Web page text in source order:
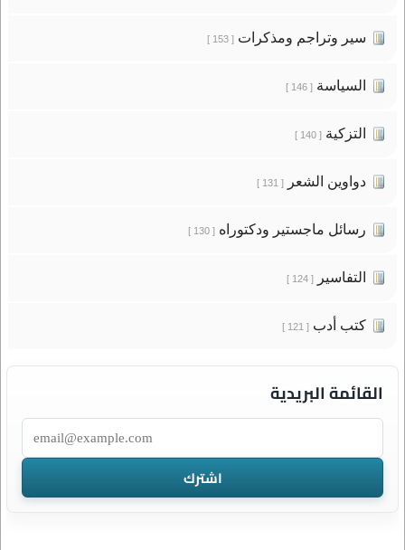
سير وتراجم ومذكرات[ 153 ]
السياسة[ 146 ]
التزكية[ 140 ]
دواوين الشعر[ 131 ]
رسائل ماجستير ودكتوراه[ 130 ]
التفاسير[ 124 ]
كتب أدب[ 121 ]
القائمة البريدية